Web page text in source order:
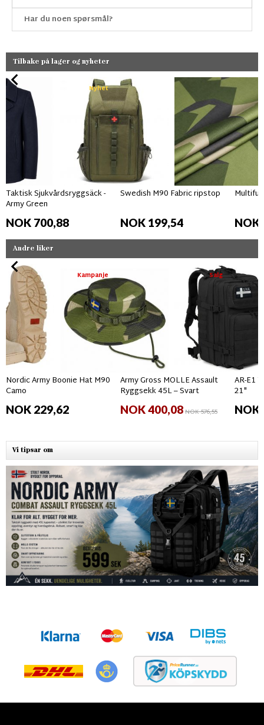
Har du noen spørsmål?
Tilbake på lager og nyheter
Nyhet
Taktisk Sjukvårdsryggsäck -
Army Green
NOK 700,88
Swedish M90 Fabric ripstop
NOK 199,54 NOK
Andre liker
Kampanje
Nordic Army Boonie Hat M90
Camo
NOK 229,62
Salg
Army Gross MOLLE Assault
Ryggsekk 45L – Svart
NOK 400,08NOK 576,55
AR-E1
21"
NOK
Vi tipsar om